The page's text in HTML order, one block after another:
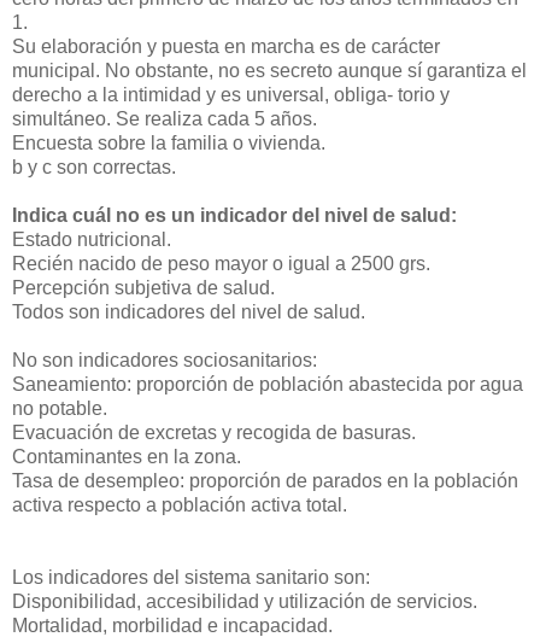
1.
Su elaboración y puesta en marcha es de carácter
municipal. No obstante, no es secreto aunque sí garantiza el
derecho a la intimidad y es universal, obliga- torio y
simultáneo. Se realiza cada 5 años.
Encuesta sobre la familia o vivienda.
b y c son correctas.
Indica cuál no es un indicador del nivel de salud:
Estado nutricional.
Recién nacido de peso mayor o igual a 2500 grs.
Percepción subjetiva de salud.
Todos son indicadores del nivel de salud.
No son indicadores sociosanitarios:
Saneamiento: proporción de población abastecida por agua
no potable.
Evacuación de excretas y recogida de basuras.
Contaminantes en la zona.
Tasa de desempleo: proporción de parados en la población
activa respecto a población activa total.
Los indicadores del sistema sanitario son:
Disponibilidad, accesibilidad y utilización de servicios.
Mortalidad, morbilidad e incapacidad.